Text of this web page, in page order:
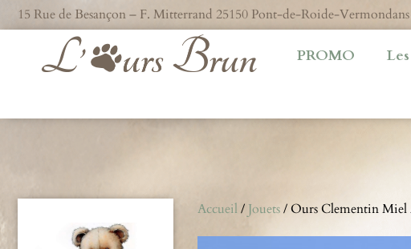
15 Rue de Besançon – F. Mitterrand 25150 Pont-de-Roide-Vermondans
PROMO
Accueil/ Jouets/ Ours Clementin Miel